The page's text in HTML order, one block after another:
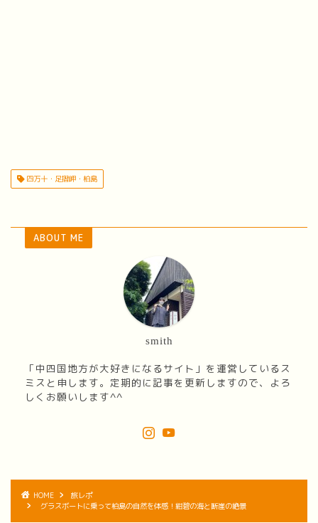
四万十・足摺岬・柏島
ABOUT ME
smith
「中四国地方が大好きになるサイト」を運営しているス
ミスと申します。定期的に記事を更新しますので、よろ
しくお願いします^^
HOME
旅レポ
グラスボートに乗って柏島の自然を体感！紺碧の海と断崖の絶景